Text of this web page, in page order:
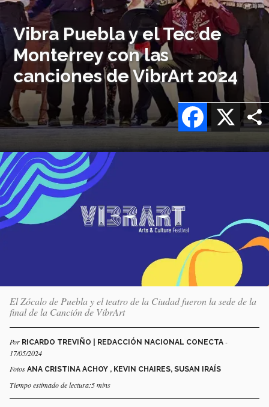
Vibra Puebla y el Tec de
Monterrey con las
canciones de VibrArt 2024
X
Facebook
Imagen
o
logo
El Zócalo de Puebla y el teatro de la Ciudad fueron la sede de la
final de la Canción de VibrArt
Por RICARDO TREVIÑO | REDACCIÓN NACIONAL CONECTA -
17/05/2024
Fotos ANA CRISTINA ACHOY , KEVIN CHAIRES, SUSAN IRAÍS
Tiempo estimado de lectura:5 mins